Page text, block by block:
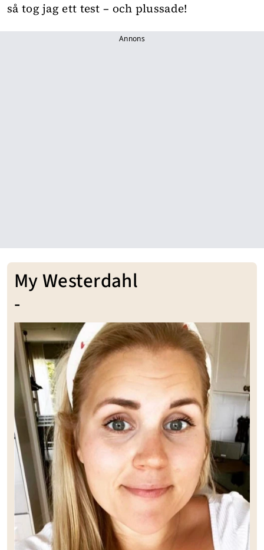
så tog jag ett test – och plussade!
Annons
My Westerdahl
-